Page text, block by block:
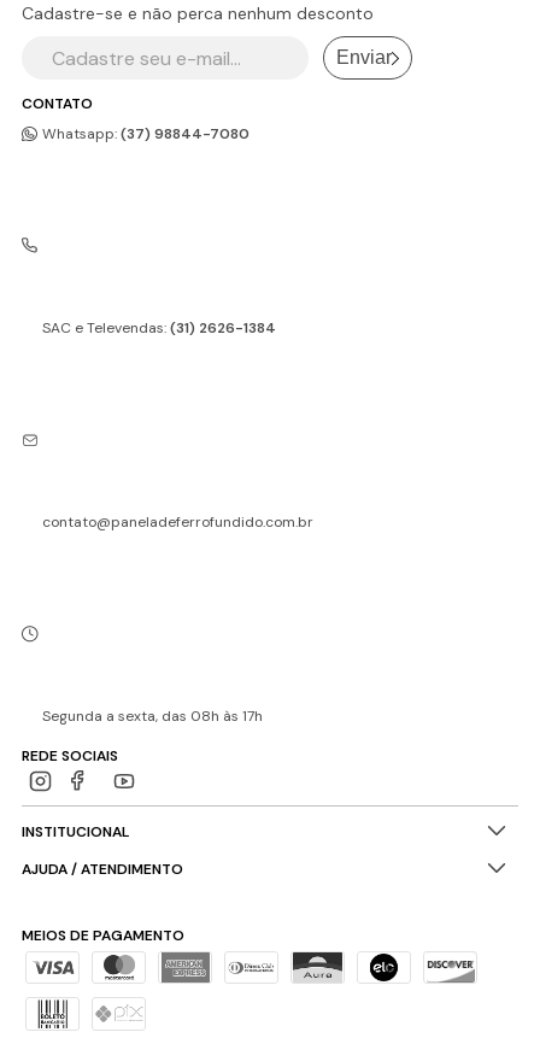
CONTATO
Whatsapp:(37) 98844-7080
SAC e Televendas:(31) 2626-1384
contato@paneladeferrofundido.com.br
Segunda a sexta, das 08h às 17h
REDE SOCIAIS
INSTITUCIONAL
AJUDA / ATENDIMENTO
Cadastre-se e não perca nenhum desconto
Enviar
MEIOS DE PAGAMENTO